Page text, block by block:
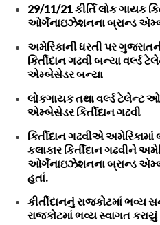
29/11/21 કીર્તિ લોક ગાયક
ઓર્ગેનાઇઝેશનના બ્રાન્ડ
અમેરિકાની ધરતી પર
કિર્તીદાન ગઢવી બન્યા
એમ્બેસેડર બન્યા
લોકગાયક તથા વર્લ્ડ ટેલેન્ટ
એમ્બેસેડર કિર્તીદાન ગઢવી
કિર્તીદાન ગઢવીએ અમેરિકામાં
કલાકાર કિર્તીદાન ગઢવીને
ઓર્ગેનાઇઝેશનના બ્રાન્ડ
હતાં.
કીર્તીદાનનું રાજકોટમાં ભવ્ય
રાજકોટમાં ભવ્ય સ્વાગત કરાયું